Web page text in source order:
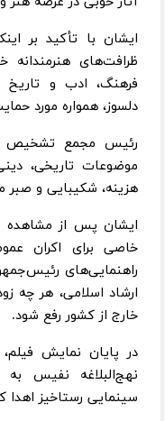
ایشان با تأکید بر
ظرافت‌های
فرهنگ، ادب و تاریخ
دلسوز، همواره مورد
رئیس مجمع تشخیص
موضوعات تاریخی،
هزینه، شکیبایی و صبر
ایشان پس از مشاهده
خاصی برای اکران
راهنمایی‌های
ارشاد اسلامی، هر چه
خارج از کشور رفع شود.
در پایان نمایش
نهج‌البلاغه نفیس
سینمایی رستاخیز اهدا